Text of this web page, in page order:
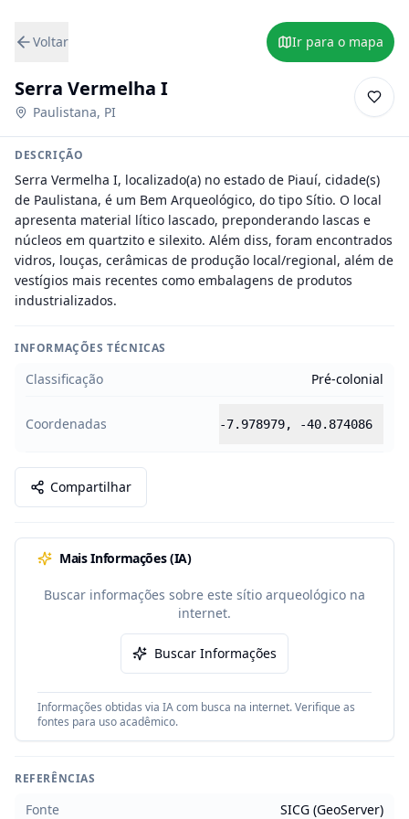
Voltar Ir para o mapa
Serra Vermelha I
Paulistana, PI
DESCRIÇÃO
Serra Vermelha I, localizado(a) no estado de Piauí, cidade(s)
de Paulistana, é um Bem Arqueológico, do tipo Sítio. O local
apresenta material lítico lascado, preponderando lascas e
núcleos em quartzito e silexito. Além diss, foram encontrados
vidros, louças, cerâmicas de produção local/regional, além de
vestígios mais recentes como embalagens de produtos
industrializados.
INFORMAÇÕES TÉCNICAS
Classificação Pré-colonial
Coordenadas -7.978979, -40.874086
Compartilhar
Mais Informações (IA)
Buscar informações sobre este sítio arqueológico na
internet.
Buscar Informações
Informações obtidas via IA com busca na internet. Verifique as
fontes para uso acadêmico.
REFERÊNCIAS
Fonte SICG (GeoServer)